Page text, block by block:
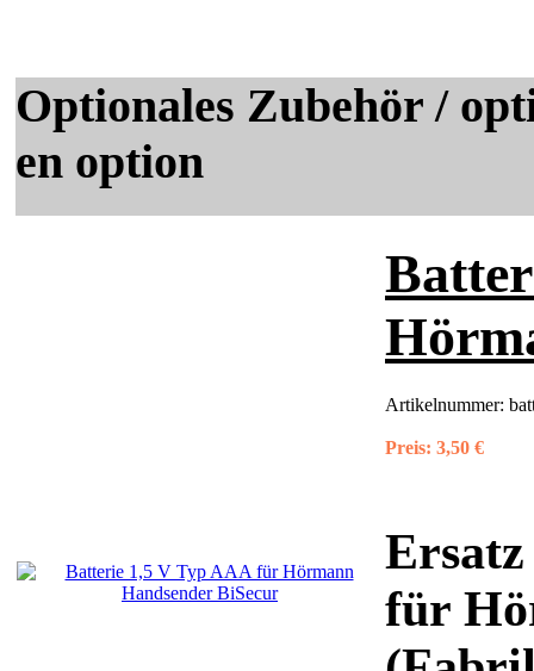
Optionales Zubehör /
en option
Artikelnummer:
Preis: 3,50 €
für